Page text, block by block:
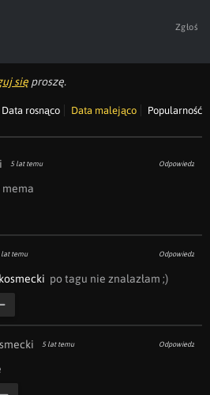
Zgłoś
się proszę.
Data rosnąco Data malejąco Popularność
5 lat temu Odpowiedz
mema
lat temu Odpowiedz
  po tagu nie znalazłam ;)
5 lat temu Odpowiedz